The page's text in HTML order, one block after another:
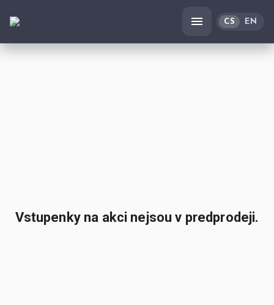
CS EN
Vstupenky na akci nejsou v predprodeji.